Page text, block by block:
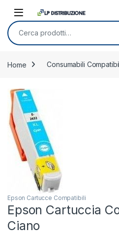
Cerca:
Home Consumabili
Epson Cartucce Compatibili
Epson Cartuccia
Ciano